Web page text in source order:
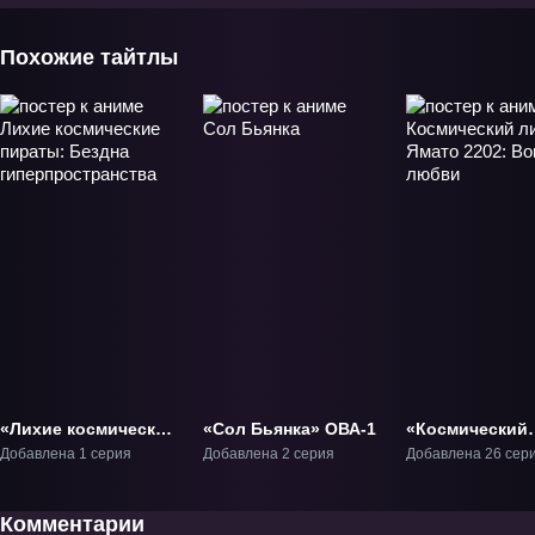
Похожие тайтлы
«Лихие космические
пираты: Бездна
Добавлена 1 серия
«Сол Бьянка» ОВА-1
Добавлена 2 серия
«Космический
линкор Ямато
Добавлена 26
Комментарии